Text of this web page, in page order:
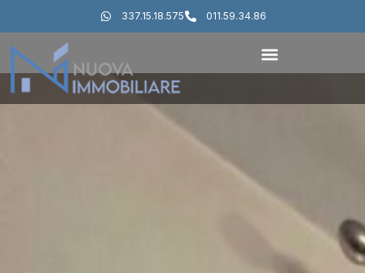
337.15.18.575 011.59.34.86